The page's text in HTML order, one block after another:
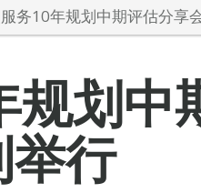
务10年规划中期评估分享
规划中
行